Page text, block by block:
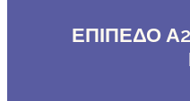
ΕΠΙΠΕΔΟ